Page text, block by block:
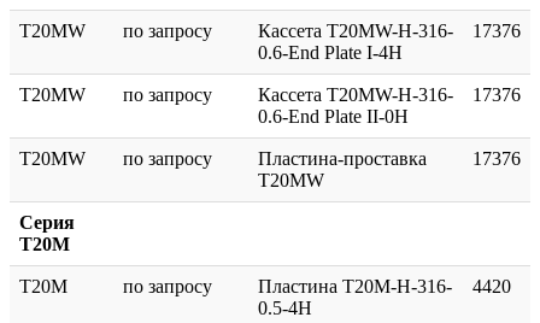
T20MW по запросу
Кассета T20MW-H-316-
0.6-End Plate I-4H
17376
T20MW по запросу
Кассета T20MW-H-316-
0.6-End Plate II-0H
17376
T20MW по запросу
Пластина-проставка
T20MW
17376
Серия
T20M
T20M по запросу
Пластина T20M-H-316-
0.5-4H
4420